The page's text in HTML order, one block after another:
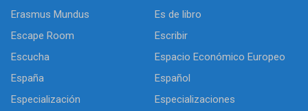
Erasmus Mundus
Es de libro
Escape Room
Escribir
Escucha
Espacio Económico Europeo
España
Español
Especialización
Especializaciones